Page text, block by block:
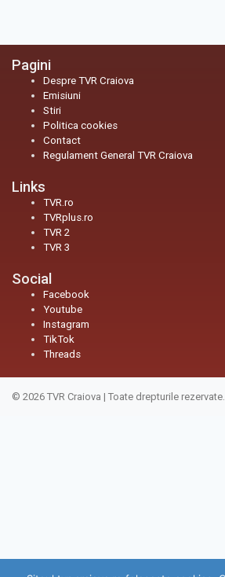
Pagini
Despre TVR Craiova
Emisiuni
Stiri
Politica cookies
Contact
Regulament General TVR Craiova
Links
TVR.ro
TVRplus.ro
TVR 2
TVR 3
Social
Facebook
Youtube
Instagram
TikTok
Threads
© 2026 TVR Craiova | Toate drepturile rezervate.